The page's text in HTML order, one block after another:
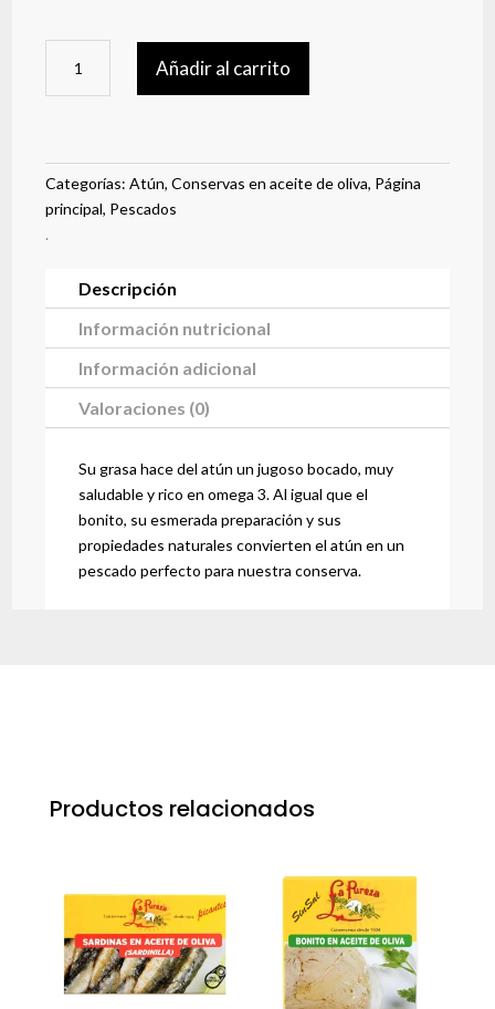
atún
de
oliva
Añadir al carrito
Categorías:Atún,Conservas en aceite de oliva, Página
principal, Pescados
.
Descripción
Información nutricional
Información adicional
Valoraciones (0)
Su grasa hace del atún un jugoso bocado, muy
saludable y rico en omega 3. Al igual que el
bonito, su esmerada preparación y sus
propiedades naturales convierten el atún en un
pescado perfecto para nuestra conserva.
Productos relacionados